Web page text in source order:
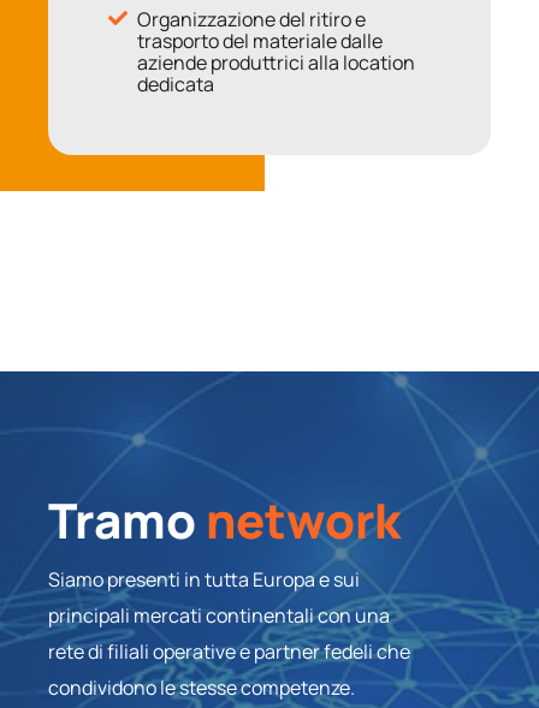
Organizzazione del ritiro e
trasporto del materiale dalle
aziende produttrici alla location
dedicata
Tramo network
Siamo presenti in tutta Europa e sui
principali mercati continentali con una
rete di filiali operative e partner fedeli che
condividono le stesse competenze.